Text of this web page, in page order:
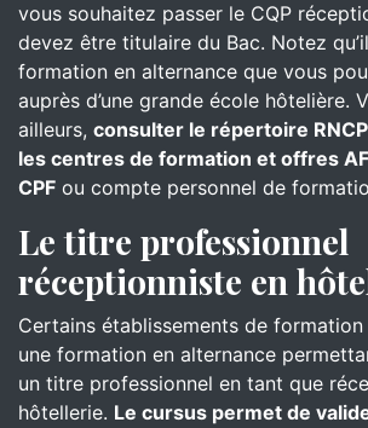
vous souhaitez passer le CQP
devez être titulaire du Bac. Notez qu’il
formation en alternance que vous
auprès d’une grande école hôtelière.
ailleurs, consulter le répertoire
les centres de formation et offres
CPF ou compte personnel de
Le titre professionnel
réceptionniste en
Certains établissements de
une formation en alternance
un titre professionnel en tant que
hôtellerie. Le cursus permet de